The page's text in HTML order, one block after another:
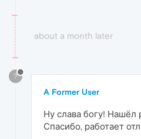
about a month later
?
A Former User
Ну слава богу! Нашёл
Спасибо, работает